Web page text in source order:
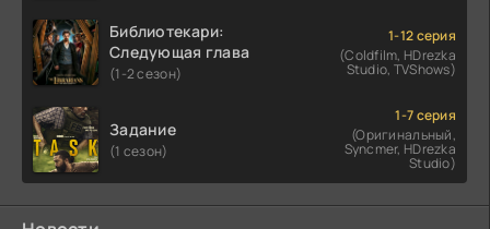
Библиотекари:
Следующая глава
(1-2 сезон)
1-12 серия
(Coldfilm, HDrezka
Studio, TVShows)
Задание
(1 сезон)
1-7 серия
(Оригинальный,
Syncmer, HDrezka
Studio)